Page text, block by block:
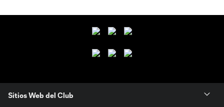
Sitios Web del Club